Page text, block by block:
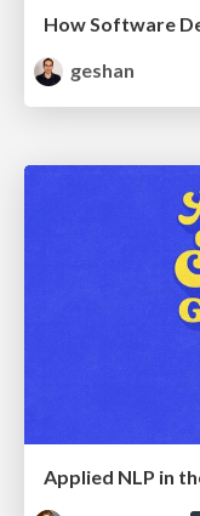
geshan
Applied NLP in